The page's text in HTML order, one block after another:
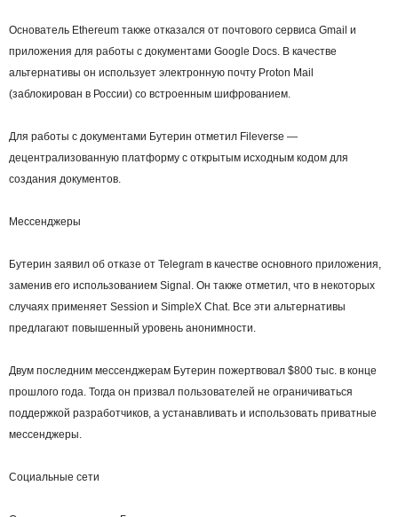
Основатель Ethereum также отказался от почтового сервиса Gmail и
приложения для работы с документами Google Docs. В качестве
альтернативы он использует электронную почту Proton Mail
(заблокирован в России) со встроенным шифрованием.
Для работы с документами Бутерин отметил Fileverse —
децентрализованную платформу с открытым исходным кодом для
создания документов.
Мессенджеры
Бутерин заявил об отказе от Telegram в качестве основного приложения,
заменив его использованием Signal. Он также отметил, что в некоторых
случаях применяет Session и SimpleX Chat. Все эти альтернативы
предлагают повышенный уровень анонимности.
Двум последним мессенджерам Бутерин пожертвовал $800 тыс. в конце
прошлого года. Тогда он призвал пользователей не ограничиваться
поддержкой разработчиков, а устанавливать и использовать приватные
мессенджеры.
Социальные сети